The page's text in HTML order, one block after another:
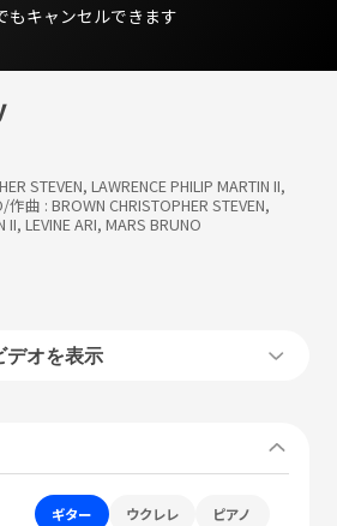
もキャンセルできます
STEVEN, LAWRENCE PHILIP MARTIN II,
/作曲 : BROWN CHRISTOPHER STEVEN,
II, LEVINE ARI, MARS BRUNO
デオを表示
ギター ウクレレ ピアノ